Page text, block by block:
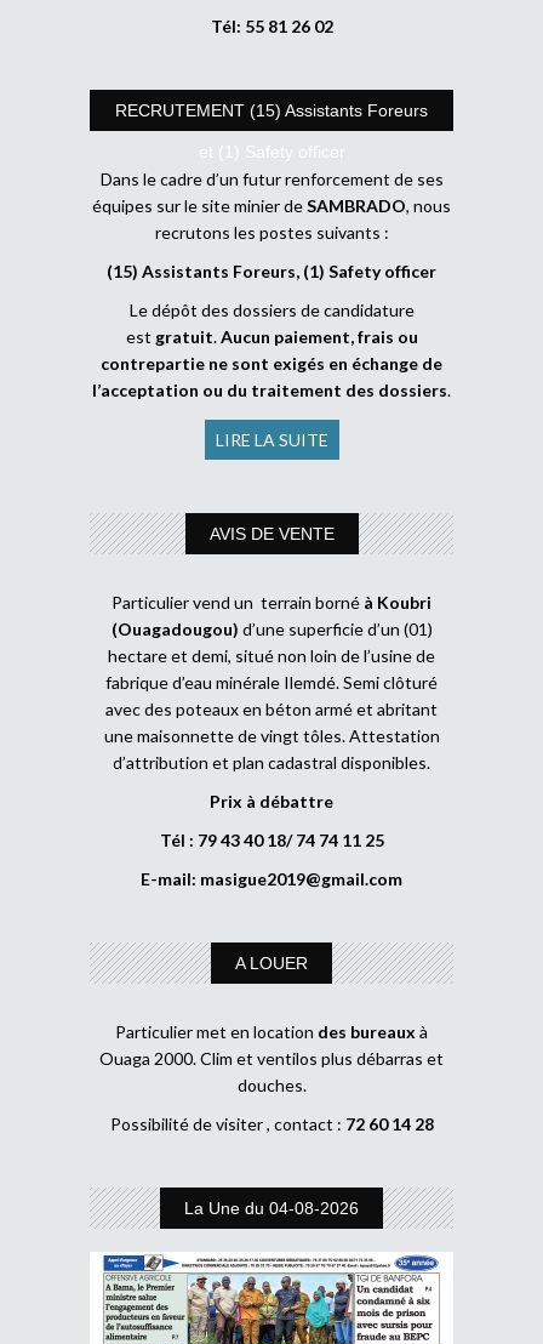
Tél: 55 81 26 02
RECRUTEMENT (15) Assistants Foreurs
et (1) Safety officer
Dans le cadre d’un futur renforcement de ses
équipes sur le site minier deSAMBRADO, nous
recrutons les postes suivants :
(15) Assistants Foreurs, (1) Safety officer
Le dépôt des dossiers de candidature
est gratuit.Aucun paiement, frais ou
contrepartie ne sont exigés en échange de
l’acceptation ou du traitement des dossiers.
LIRE LA SUITE
AVIS DE VENTE
Particulier vend un terrain borné à Koubri
(Ouagadougou) d’une superficie d’un (01)
hectare et demi, situé non loin de l’usine de
fabrique d’eau minérale Ilemdé. Semi clôturé
avec des poteaux en béton armé et abritant
une maisonnette de vingt tôles. Attestation
d’attribution et plan cadastral disponibles.
Prix à débattre
Tél : 79 43 40 18/ 74 74 11 25
E-mail: masigue2019@gmail.com
A LOUER
Particulier met en location des bureaux à
Ouaga 2000. Clim et ventilos plus débarras et
douches.
Possibilité de visiter , contact : 72 60 14 28
La Une du 04-08-2026